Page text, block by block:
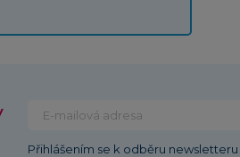
Přihlášením se k odběru newsletteru